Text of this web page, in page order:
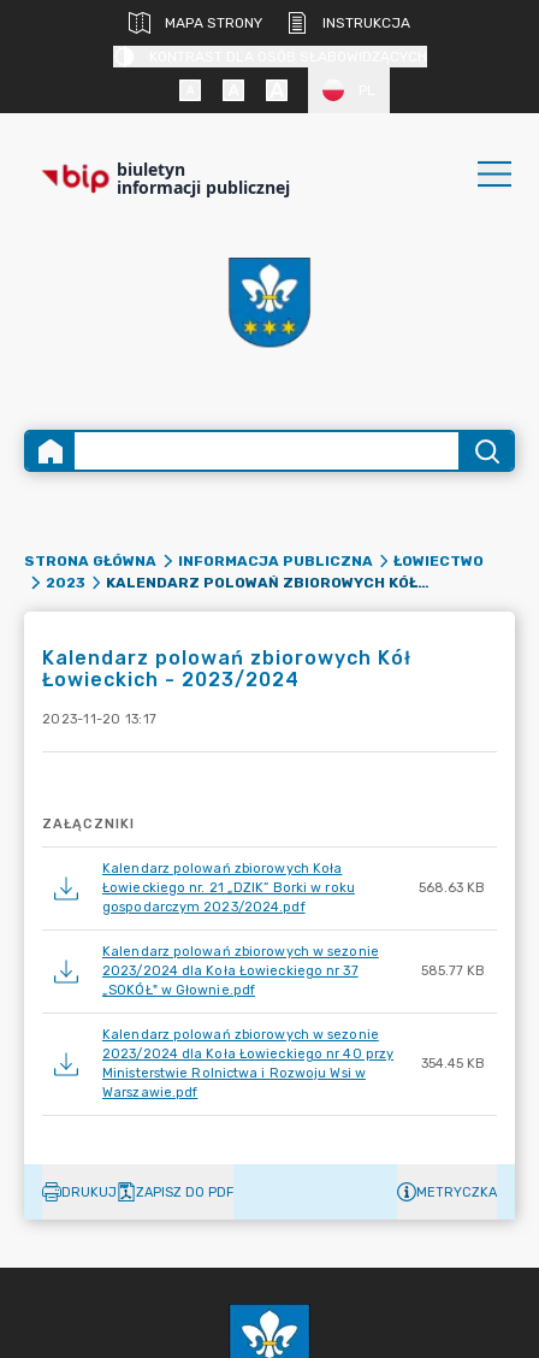
MAPA STRONY
INSTRUKCJA
biuletyn
informacji publicznej
STRONA GŁÓWNA INFORMACJA PUBLICZNA
ŁOWIECTWO
2023
KALENDARZ POLOWAŃ ZBIOROWYCH KÓŁ ŁOWIECKICH - 2023/2024
Kalendarz polowań zbiorowych Kół
Łowieckich - 2023/2024
2023-11-20 13:17
ZAŁĄCZNIKI
Kalendarz polowań zbiorowych Koła
Łowieckiego nr. 21 „DZIK” Borki w roku
gospodarczym 2023/2024.pdf
568.63 KB
Kalendarz polowań zbiorowych w sezonie
2023/2024 dla Koła Łowieckiego nr 37
„SOKÓŁ" w Głownie.pdf
585.77 KB
Kalendarz polowań zbiorowych w sezonie
2023/2024 dla Koła Łowieckiego nr 40 przy
Ministerstwie Rolnictwa i Rozwoju Wsi w
Warszawie.pdf
354.45 KB
DRUKUJ ZAPISZ DO PDF METRYCZKA